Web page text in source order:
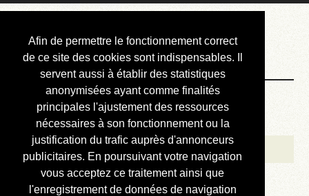
Afin de permettre le fonctionnement correct
de ce site des cookies sont indispensables. Il
servent aussi à établir des statistiques
anonymisées ayant comme finalités
principales l'ajustement des ressources
nécessaires à son fonctionnement ou la
justification du trafic auprès d'annonceurs
publicitaires. En poursuivant votre navigation
vous acceptez ce traitement ainsi que
l'enregistrement de données de navigation
Courbis, « LE »
Blog Officiel
Bienvenue
Réalisations
Divers (et d’été)
Annonces